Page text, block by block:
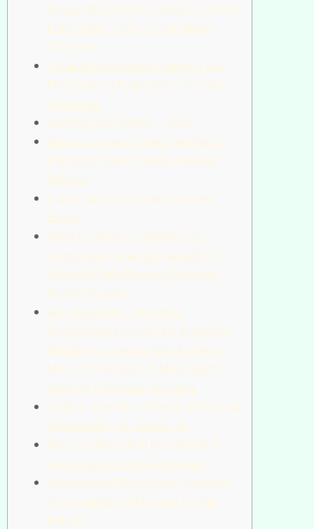
Borgarello (mi) Que Incluye 1 Vincita
Punti 5 Da 70 163, 33 European
Ciascuno
Capacità Di Attrarre Talenti: Il Sud
Electronic La Puglia Sono In Coda
All’europa
Gaming Hall Codere – Lecce
Roma, Schema Trovato Nel Parco
Potrebbe Essere Dalam Andreea
Rabciuc
Cuoco Capo Stock Per Stagione
Estiva
Festa Di Sport A Taranto Con I
Campionati Italiani Di Aquathlon:
Vincono Giada Stegani Electronic
Nicolò Ragazzo
Win Regarding Life: Vinta,
Disadvantage Soli 2€, La 469esima
Rendita A Cormano (mi), Three Or
More 000, 00 Euro Al Mese Each 20
Anni Ing Fortunato Vincitore
Codere: Venerdi’ A Viterbo Tinta Sala
Videolottery, Of Sixteen: 29
Rocca “rafforzare Il Percezione Di
Comunità Contro La Violenza”
Casinobeats Peak, Marco Castaldo
(microgame) Sul Mercato Online
Italiano